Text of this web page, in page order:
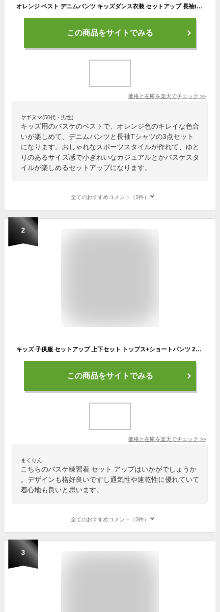
オレンジ ベスト デニムパンツ キッズダンス衣装 セットアップ 長袖tシャツ ゆったり ダンスパンツ かっこいい ヒップホップ バスケットボール 韓国 ダンス衣装 子供 練習着 発表会 ステージ衣装 ダンス発表会 おしゃれ 応援団 ゆったり 団体服 110-180
この商品をサイトでみる
価格と在庫を楽天でチェック >>
ヤギヌマ(50代・男性)
キッズ用のバスケのベストで、オレンジ色のキレイな色合
いが楽しめて、デニムパンツと長袖Tシャツの3点セット
になります。おしゃれなスポーツスタイルが作れて、ゆと
りのあるサイズ感で小ぎれいなカジュアルとかバスケスタ
イルが楽しめるセットアップになります。
全てのおすすめコメント（3件）
2
キッズ 子供服 セットアップ 上下セット トップス+ショートパンツ 2点セット 男の子夏服 キッズセットアップ バスケ練習着 ダンス練習着 ダンス レッスン着 背番号 tシャツ バスケット こども 男の子 春夏 カジュアル ゆったり 可愛い 半袖 英文字 薄手 KSFB066
この商品をサイトでみる
価格と在庫を楽天でチェック >>
まくりん
こちらのバスケ練習着 セット アップはいかがでしょうか
。デザインも格好良いですし通気性や速乾性に優れていて
着心地も良いと思います。
全てのおすすめコメント（3件）
3